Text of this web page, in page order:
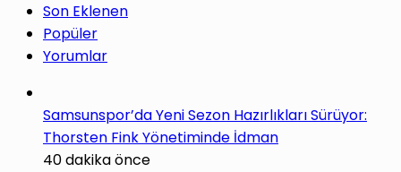
Son Eklenen
Popüler
Yorumlar
Samsunspor’da Yeni Sezon Hazırlıkları Sürüyor:
Thorsten Fink Yönetiminde İdman
40 dakika önce